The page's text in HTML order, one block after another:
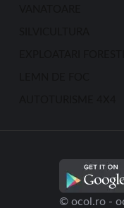
© ocol.ro -